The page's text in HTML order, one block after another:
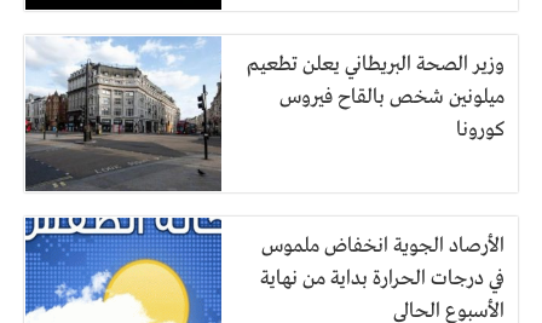
وزير الصحة البريطاني يعلن تطعيم
ميلونين شخص بالقاح فيروس
كورونا
الأرصاد الجوية انخفاض ملموس
في درجات الحرارة بداية من نهاية
الأسبوع الحالي